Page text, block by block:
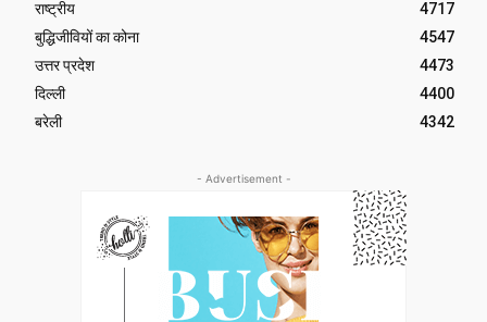
राष्ट्रीय
4717
बुद्धिजीवियों का कोना
4547
उत्तर प्रदेश
4473
दिल्ली
4400
बरेली
4342
- Advertisement -